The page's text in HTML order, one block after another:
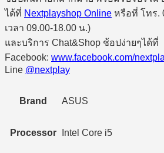
ได้ที่ Nextplayshop Online หรือที่ โทร.
เวลา 09.00-18.00 น.)
และบริการ Chat&Shop ช้อปง่ายๆได้ที่
Facebook: www.facebook.com/
Line @nextplay
Brand ASUS
Processor Intel Core i5